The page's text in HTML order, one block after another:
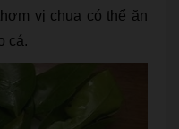
vị chua có thể ăn
cá.